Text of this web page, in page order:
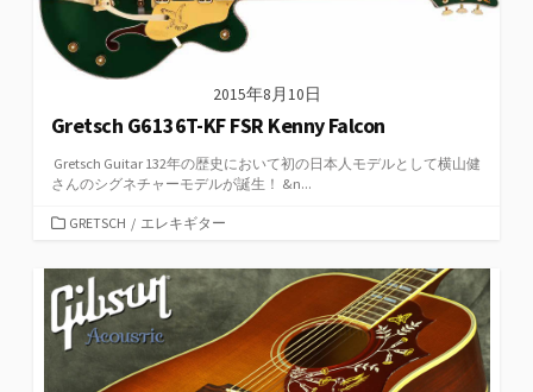
2015年8月10日
Gretsch G6136T-KF FSR Kenny Falcon
Gretsch Guitar 132年の歴史において初の日本人モデルとして横山健
さんのシグネチャーモデルが誕生！ &n...
カ
ゴ
リ
ー
GRETSCH / エレキギター